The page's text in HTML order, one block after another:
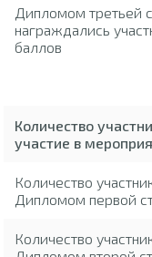
Дипломом третьей
награждались
баллов
Количество
участие в
Количество
Дипломом первой
Количество